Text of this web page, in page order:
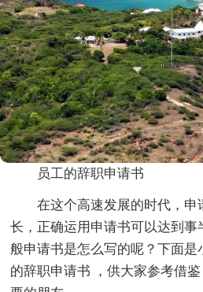
员工的辞职申请书
在这个高速发展的时代，申
长，正确运用申请书可以达到事
般申请书是怎么写的呢？下面是
的辞职申请书 ，供大家参考借